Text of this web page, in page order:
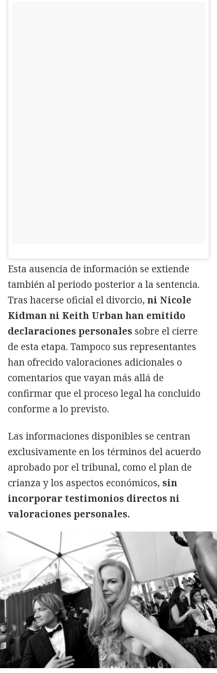
Esta ausencia de información se extiende
también al periodo posterior a la sentencia.
Tras hacerse oficial el divorcio, ni Nicole
Kidman ni Keith Urban han emitido
declaraciones personales sobre el cierre
de esta etapa. Tampoco sus representantes
han ofrecido valoraciones adicionales o
comentarios que vayan más allá de
confirmar que el proceso legal ha concluido
conforme a lo previsto.
Las informaciones disponibles se centran
exclusivamente en los términos del acuerdo
aprobado por el tribunal, como el plan de
crianza y los aspectos económicos, sin
incorporar testimonios directos ni
valoraciones personales.